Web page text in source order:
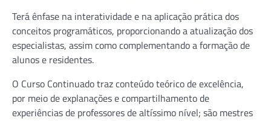
Terá ênfase na interatividade e na aplicação prática dos
conceitos programáticos, proporcionando a atualização dos
especialistas, assim como complementando a formação de
alunos e residentes.
O Curso Continuado traz conteúdo teórico de excelência,
por meio de explanações e compartilhamento de
experiências de professores de altíssimo nível; são mestres